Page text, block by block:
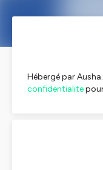
Hébergé par
confidentialite